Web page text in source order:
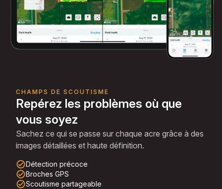
CHAMPS DE SCOUTISME
Repérez les problèmes où que
vous soyez
Sachez ce qui se passe sur chaque acre grâce à des
images détaillées et haute définition.
check_circle_outlineDétection précoce
check_circle_outlineBroches GPS
check_circle_outlineScoutisme partageable